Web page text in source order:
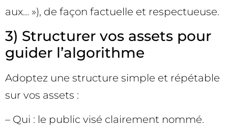
aux… »), de façon factuelle et respectueuse.
3) Structurer vos assets pour
guider l’algorithme
Adoptez une structure simple et répétable
sur vos assets :
– Qui : le public visé clairement nommé.